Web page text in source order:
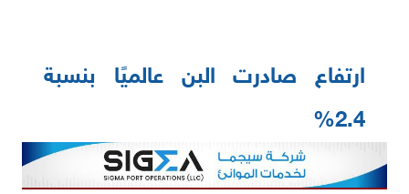
ارتفاع صادرت البن عالميًا بنسبة
2.4%